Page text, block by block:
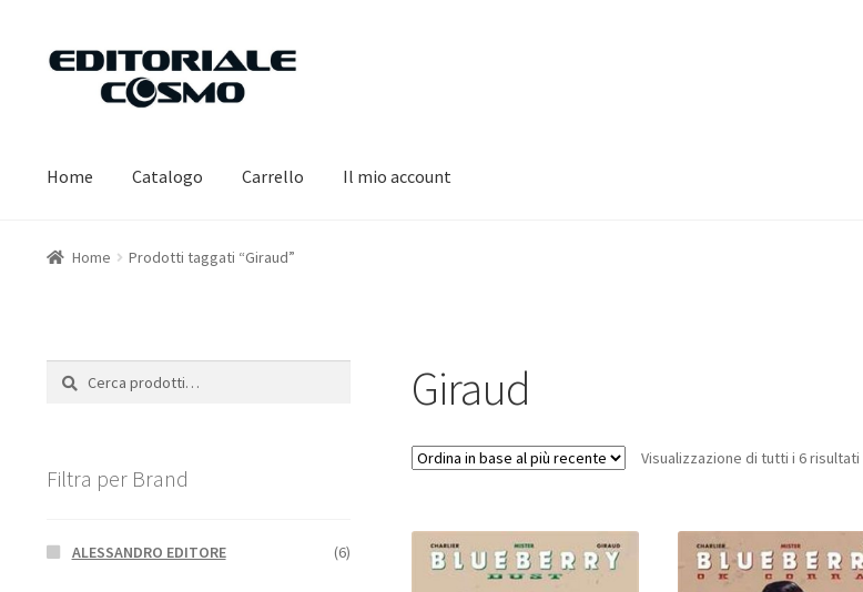
Vai
navigazione
Vai
Home Catalogo Carrello Il mio account
Home Prodotti taggati “Giraud”
Giraud
Visualizzazione di tutti i 6 risultati
Cerca:
Cerca
Filtra per Brand
ALESSANDRO EDITORE (6)